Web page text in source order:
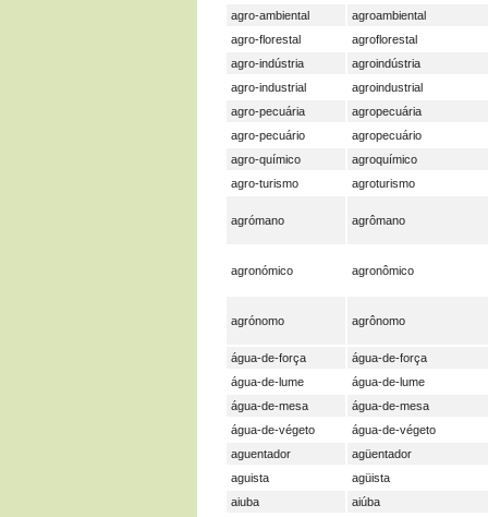
agro-ambiental
agroambiental
agro-florestal
agroflorestal
agro-indústria
agroindústria
agro-industrial
agroindustrial
agro-pecuária
agropecuária
agro-pecuário
agropecuário
agro-químico
agroquímico
agro-turismo
agroturismo
agrómano agrômano
agronómico agronômico
agrónomo agrônomo
água-de-força
água-de-força
água-de-lume
água-de-lume
água-de-mesa
água-de-mesa
água-de-végeto
água-de-végeto
aguentador
agüentador
aguista
agüista
aiuba
aiúba